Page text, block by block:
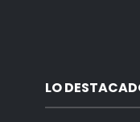
LO